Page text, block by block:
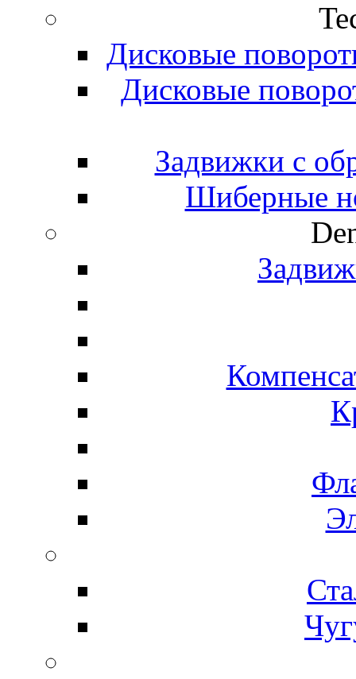
Дисковые
Дисковые
Задвижки с
Шиберные